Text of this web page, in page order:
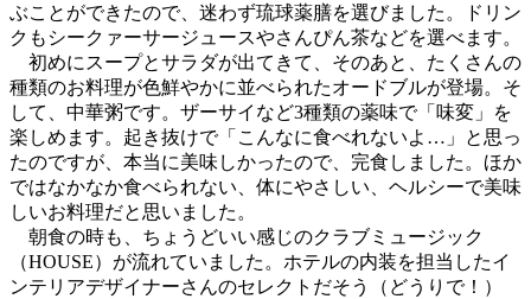
ぶことができたので、迷わず琉球薬膳を選びました。ドリン
クもシークァーサージュースやさんぴん茶などを選べます。
初めにスープとサラダが出てきて、そのあと、たくさんの
種類のお料理が色鮮やかに並べられたオードブルが登場。そ
して、中華粥です。ザーサイなど3種類の薬味で「味変」を
楽しめます。起き抜けで「こんなに食べれないよ…」と思っ
たのですが、本当に美味しかったので、完食しました。ほか
ではなかなか食べられない、体にやさしい、ヘルシーで美味
しいお料理だと思いました。
朝食の時も、ちょうどいい感じのクラブミュージック
（HOUSE）が流れていました。ホテルの内装を担当したイ
ンテリアデザイナーさんのセレクトだそう（どうりで！）